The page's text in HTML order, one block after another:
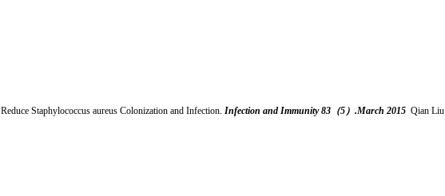
Reduce Staphylococcus aureus Colonization and Infection. Infection and Immunity83（5）.March 2015 Qian Liu